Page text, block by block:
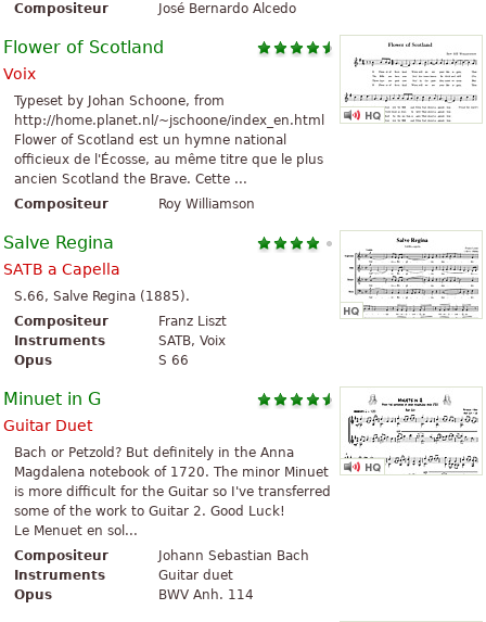
Compositeur
José Bernardo Alcedo
Flower of Scotland
Voix
Typeset by Johan Schoone, from
http://home.planet.nl/~jschoone/index_en.html
Flower of Scotland est un hymne national
officieux de l'Écosse, au même titre que le plus
ancien Scotland the Brave. Cette ...
Compositeur
Roy Williamson
Salve Regina
SATB a Capella
S.66, Salve Regina (1885).
Compositeur
Franz Liszt
Instruments
SATB, Voix
Opus
S 66
Minuet in G
Guitar Duet
Bach or Petzold? But definitely in the Anna
Magdalena notebook of 1720. The minor Minuet
is more difficult for the Guitar so I've transferred
some of the work to Guitar 2. Good Luck!
Le Menuet en sol...
Compositeur
Johann Sebastian Bach
Instruments
Guitar duet
Opus
BWV Anh. 114